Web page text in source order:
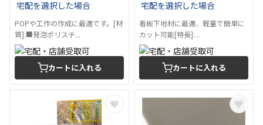
宅配を選択した場合
POPや工作の作成に最適です。[材
質]:■発泡ポリスチ...
カートに入れる
宅配を選択した場合
看板下地材に最適、軽量で簡単に
カット可能[特長]:...
カートに入れる